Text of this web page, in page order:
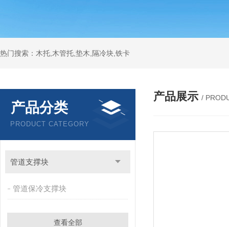
热门搜索：木托,木管托,垫木,隔冷块,铁卡
产品分类
PRODUCT CATEGORY
管道支撑块
管道保冷支撑块
查看全部
产品展示 /